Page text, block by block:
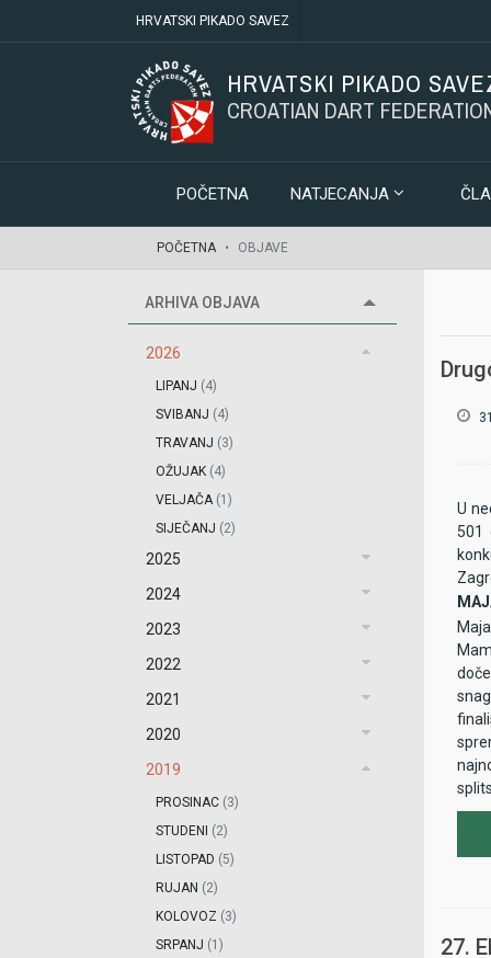
HRVATSKI PIKADO SAVEZ
HRVATSKI PIKADO
CROATIAN DART
POČETNA NATJECANJA
POČETNA OBJAVE
ARHIVA OBJAVA
2026
LIPANJ (4)
SVIBANJ (4)
TRAVANJ (3)
OŽUJAK (4)
VELJAČA (1)
SIJEČANJ (2)
2025
2024
2023
2022
2021
2020
2019
PROSINAC (3)
STUDENI (2)
LISTOPAD (5)
RUJAN (2)
KOLOVOZ (3)
SRPANJ (1)
U
501
27.